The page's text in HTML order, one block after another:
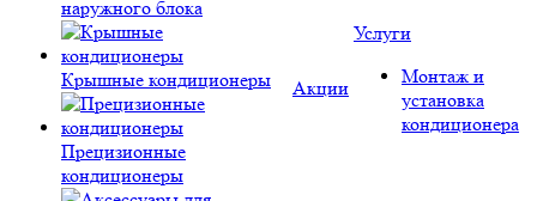
наружного блока
Крышные кондиционеры
Прецизионные
кондиционеры
Акции
Услуги
Монтаж и
установка
кондиционера